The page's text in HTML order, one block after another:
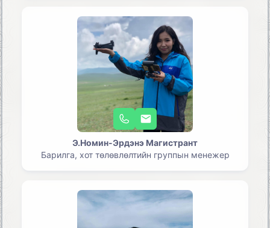
Э.Номин-Эрдэнэ Магистрант
Барилга, хот төлөвлөлтийн группын менежер